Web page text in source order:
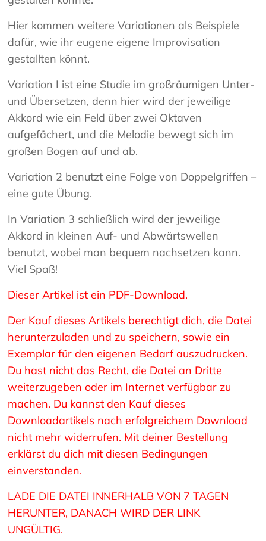
Hier kommen weitere Variationen als Beispiele
dafür, wie ihr eugene eigene Improvisation
gestallten könnt.
Variation I ist eine Studie im großräumigen Unter-
und Übersetzen, denn hier wird der jeweilige
Akkord wie ein Feld über zwei Oktaven
aufgefächert, und die Melodie bewegt sich im
großen Bogen auf und ab.
Variation 2 benutzt eine Folge von Doppelgriffen –
eine gute Übung.
In Variation 3 schließlich wird der jeweilige
Akkord in kleinen Auf- und Abwärtswellen
benutzt, wobei man bequem nachsetzen kann.
Viel Spaß!
Dieser Artikel ist ein PDF-Download.
Der Kauf dieses Artikels berechtigt dich, die Datei
herunterzuladen und zu speichern, sowie ein
Exemplar für den eigenen Bedarf auszudrucken.
Du hast nicht das Recht, die Datei an Dritte
weiterzugeben oder im Internet verfügbar zu
machen. Du kannst den Kauf dieses
Downloadartikels nach erfolgreichem Download
nicht mehr widerrufen. Mit deiner Bestellung
erklärst du dich mit diesen Bedingungen
einverstanden.
LADE DIE DATEI INNERHALB VON 7 TAGEN
HERUNTER, DANACH WIRD DER LINK
UNGÜLTIG.